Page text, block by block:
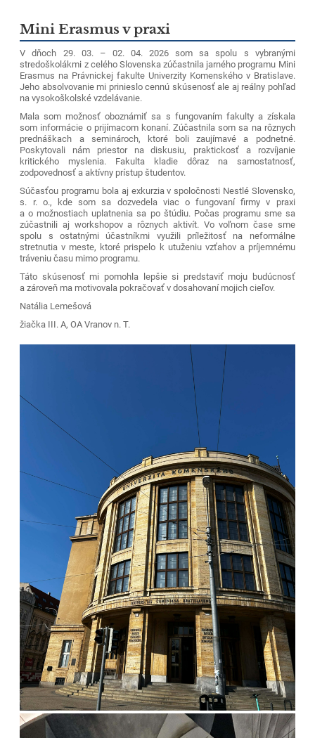
Mini Erasmus v praxi
V dňoch 29. 03. – 02. 04. 2026 som sa spolu s vybranými
stredoškolákmi z celého Slovenska zúčastnila jarného programu Mini
Erasmus na Právnickej fakulte Univerzity Komenského v Bratislave.
Jeho absolvovanie mi prinieslo cennú skúsenosť ale aj reálny pohľad
na vysokoškolské vzdelávanie.
Mala som možnosť oboznámiť sa s fungovaním fakulty a získala
som informácie o prijímacom konaní. Zúčastnila som sa na rôznych
prednáškach a seminároch, ktoré boli zaujímavé a podnetné.
Poskytovali nám priestor na diskusiu, praktickosť a rozvíjanie
kritického myslenia. Fakulta kladie dôraz na samostatnosť,
zodpovednosť a aktívny prístup študentov.
Súčasťou programu bola aj exkurzia v spoločnosti Nestlé Slovensko,
s. r. o., kde som sa dozvedela viac o fungovaní firmy v praxi
a o možnostiach uplatnenia sa po štúdiu. Počas programu sme sa
zúčastnili aj workshopov a rôznych aktivít. Vo voľnom čase sme
spolu s ostatnými účastníkmi využili príležitosť na neformálne
stretnutia v meste, ktoré prispelo k utuženiu vzťahov a príjemnému
tráveniu času mimo programu.
Táto skúsenosť mi pomohla lepšie si predstaviť moju budúcnosť
a zároveň ma motivovala pokračovať v dosahovaní mojich cieľov.
Natália Lemešová
žiačka III. A, OA Vranov n. T.